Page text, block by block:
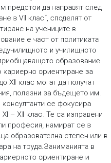
предстои да направят след
в VII клас“, споделят от
на учениците в
е част от политиката
и училищното
образование
кариерно ориентиране за
XII клас могат да получат
полезни за бъдещето им.
се фокусира
XI – XII клас. Те са изправени
професия, намират се в
образователна степен или в
на труда.Заниманията в
ориентиране и